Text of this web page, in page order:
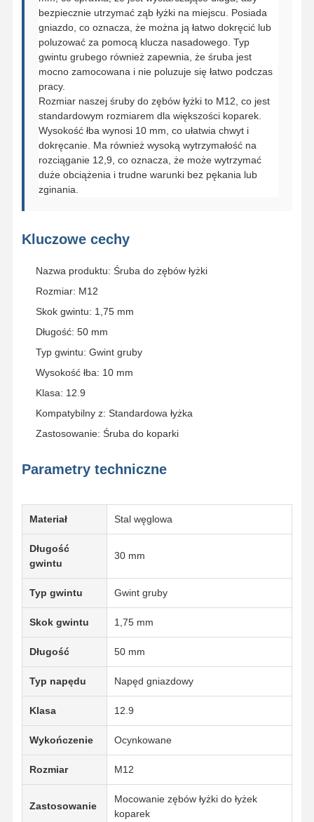
bezpiecznie utrzymać ząb łyżki na miejscu. Posiada
gniazdo, co oznacza, że można ją łatwo dokręcić lub
poluzować za pomocą klucza nasadowego. Typ
gwintu grubego również zapewnia, że śruba jest
mocno zamocowana i nie poluzuje się łatwo podczas
pracy.
Rozmiar naszej śruby do zębów łyżki to M12, co jest
standardowym rozmiarem dla większości koparek.
Wysokość łba wynosi 10 mm, co ułatwia chwyt i
dokręcanie. Ma również wysoką wytrzymałość na
rozciąganie 12,9, co oznacza, że może wytrzymać
duże obciążenia i trudne warunki bez pękania lub
zginania.
Kluczowe cechy
Nazwa produktu: Śruba do zębów łyżki
Rozmiar: M12
Skok gwintu: 1,75 mm
Długość: 50 mm
Typ gwintu: Gwint gruby
Wysokość łba: 10 mm
Klasa: 12.9
Kompatybilny z: Standardowa łyżka
Zastosowanie: Śruba do koparki
Parametry techniczne
Materiał Stal węglowa
Długość
gwintu
30 mm
Typ gwintu Gwint gruby
Skok gwintu 1,75 mm
Długość 50 mm
Typ napędu Napęd gniazdowy
Klasa 12.9
Wykończenie Ocynkowane
Rozmiar M12
Zastosowanie
Mocowanie zębów łyżki do łyżek
koparek